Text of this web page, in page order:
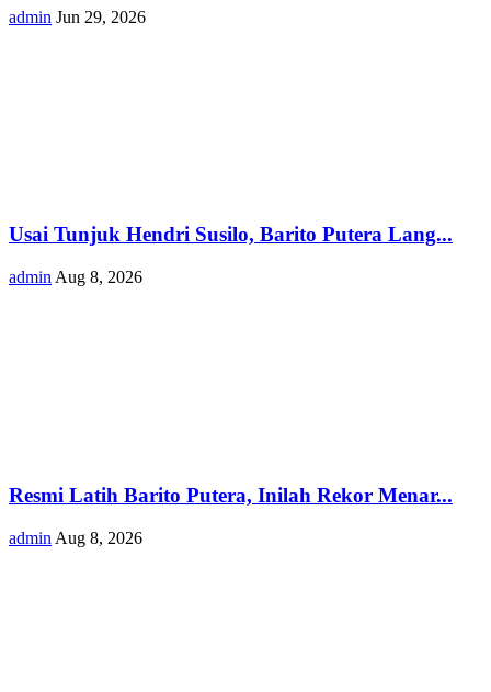
admin Jun 29, 2026
Usai Tunjuk Hendri Susilo, Barito Putera Lang...
admin Aug 8, 2026
Resmi Latih Barito Putera, Inilah Rekor Menar...
admin Aug 8, 2026